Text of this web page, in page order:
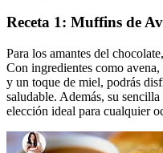
Receta 1: Muffins de
Para los amantes del
Con ingredientes como
y un toque de miel, podrás
saludable. Además, su
elección ideal para cualquier